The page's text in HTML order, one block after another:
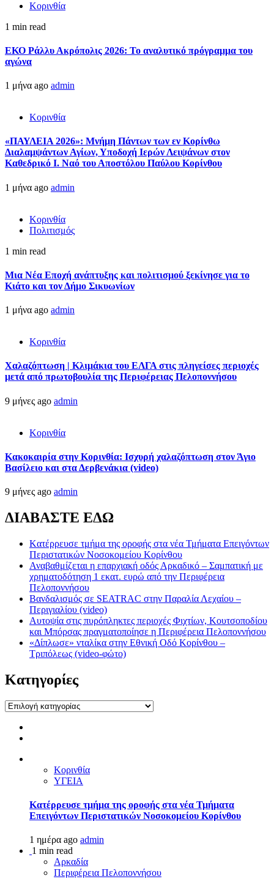
Κορινθία
1 min read
ΕΚΟ Ράλλυ Ακρόπολις 2026: Το αναλυτικό πρόγραμμα του
αγώνα
1 μήνα ago admin
Κορινθία
«ΠΑΥΛΕΙΑ 2026»: Μνήμη Πάντων των εν Κορίνθω
Διαλαμψάντων Αγίων, Υποδοχή Ιερών Λειψάνων στον
Καθεδρικό Ι. Ναό του Αποστόλου Παύλου Κορίνθου
1 μήνα ago admin
Κορινθία
Πολιτισμός
1 min read
Μια Νέα Εποχή ανάπτυξης και πολιτισμού ξεκίνησε για το
Κιάτο και τον Δήμο Σικυωνίων
1 μήνα ago admin
Κορινθία
Χαλαζόπτωση | Κλιμάκια του ΕΛΓΑ στις πληγείσες περιοχές
μετά από πρωτοβουλία της Περιφέρειας Πελοποννήσου
9 μήνες ago admin
Κορινθία
Κακοκαιρία στην Κορινθία: Ισχυρή χαλαζόπτωση στον Άγιο
Βασίλειο και στα Δερβενάκια (video)
9 μήνες ago admin
ΔΙΑΒΑΣΤΕ ΕΔΩ
Kατέρρευσε τμήμα της οροφής στα νέα Τμήματα Επειγόντων
Περιστατικών Νοσοκομείου Κορίνθου
Αναβαθμίζεται η επαρχιακή οδός Αρκαδικό – Σαμπατική με
χρηματοδότηση 1 εκατ. ευρώ από την Περιφέρεια
Πελοποννήσου
Βανδαλισμός σε SEATRAC στην Παραλία Λεχαίου –
Περιγιαλίου (video)
Αυτοψία στις πυρόπληκτες περιοχές Φιχτίων, Κουτσοποδίου
και Μπόρσας πραγματοποίησε η Περιφέρεια Πελοποννήσου
«Δίπλωσε» νταλίκα στην Εθνική Oδό Κορίνθου –
Τριπόλεως (video-φώτο)
Kατηγορίες
Kατηγορίες
Κορινθία
ΥΓΕΙΑ
Kατέρρευσε τμήμα της οροφής στα νέα Τμήματα
Επειγόντων Περιστατικών Νοσοκομείου Κορίνθου
1 ημέρα ago admin
1 min read
Αρκαδία
Περιφέρεια Πελοποννήσου